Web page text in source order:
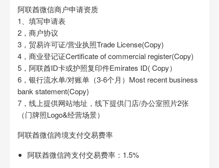
阿联酋微信商户申请资质
1、填写申请表
2，商户协议
3，贸易许可证/营业执照Trade License(Copy)
4，商业登记证Certificate of commercial register(Copy)
5，阿联酋ID卡或护照复印件Emirates ID( Copy）
6，银行流水单/对账单（3-6个月）Most recent business
bank statement(Copy)
7，线上提供网站地址，线下提供门店/办公室照片2张
（门牌照Logo&经营场景）
阿联酋微信跨境支付交易费率
阿联酋微信跨支付交易费率：1.5%